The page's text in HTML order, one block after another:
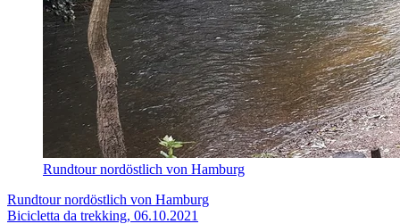
Rundtour nordöstlich von Hamburg
Rundtour nordöstlich von Hamburg
Bicicletta da trekking, 06.10.2021